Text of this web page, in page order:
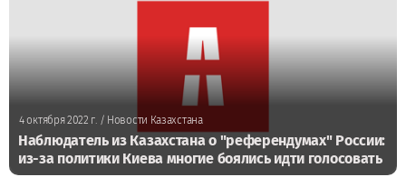
4 октября 2022 г./ Новости Казахстана
Наблюдатель из Казахстана о "референдумах" России:
из-за политики Киева многие боялись идти голосовать